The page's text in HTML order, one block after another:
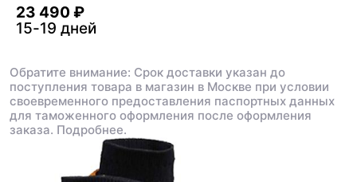
23 490 ₽
15-19 дней
Обратите внимание: Срок доставки указан до
поступления товара в магазин в Москве при условии
своевременного предоставления паспортных данных
для таможенного оформления после оформления
заказа. Подробнее.